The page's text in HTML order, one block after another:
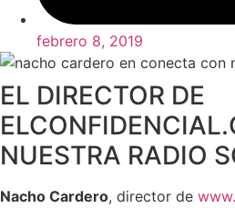
febrero 8, 2019
EL DIRECTOR DE
NUESTRA RADIO
Nacho Cardero, director de